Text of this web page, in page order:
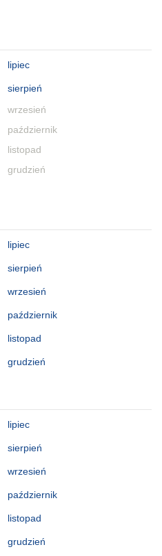
lipiec
sierpień
wrzesień
październik
listopad
grudzień
lipiec
sierpień
wrzesień
październik
listopad
grudzień
lipiec
sierpień
wrzesień
październik
listopad
grudzień